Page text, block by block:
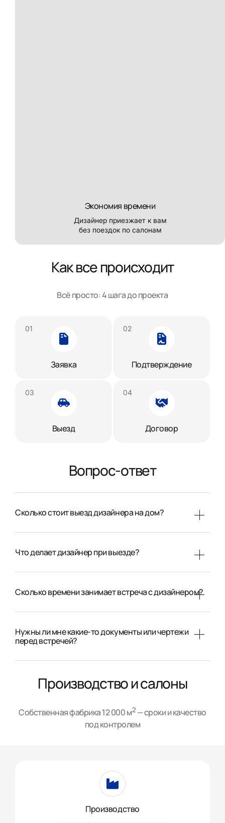
Экономия времени
Дизайнер приезжает к вам
без поездок по салонам
Как все происходит
Всё просто: 4 шага до проекта
Заявка Подтверждение
Выезд Договор
Вопрос-ответ
Сколько стоит выезд дизайнера на дом?
Что делает дизайнер при выезде?
Сколько времени занимает встреча с дизайнером?
Нужны ли мне какие-то документы или чертежи
перед встречей?
Производство и салоны
Собственная фабрика 12 000 м2 — сроки и качество
под контролем
Производство